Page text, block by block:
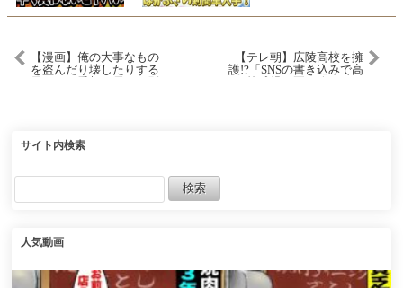
【漫画】俺の大事なもの
を盗んだり壊したりする
ノが式場スタッフとして
【テレ朝】広陵高校を擁
護!?「SNSの書き込みで高
サイト内検索
人気動画